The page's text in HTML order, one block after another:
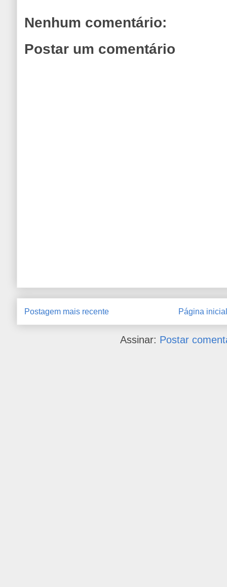
Nenhum comentário:
Postar um comentário
Postagem mais recente Página inicial
Assinar: Postar